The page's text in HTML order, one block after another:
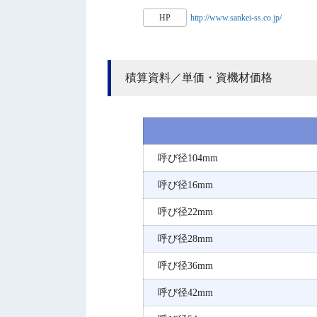
HP http://www.sankei-ss.co.jp/
積算資料／単価・資機材価格
呼び径104mm
呼び径16mm
呼び径22mm
呼び径28mm
呼び径36mm
呼び径42mm